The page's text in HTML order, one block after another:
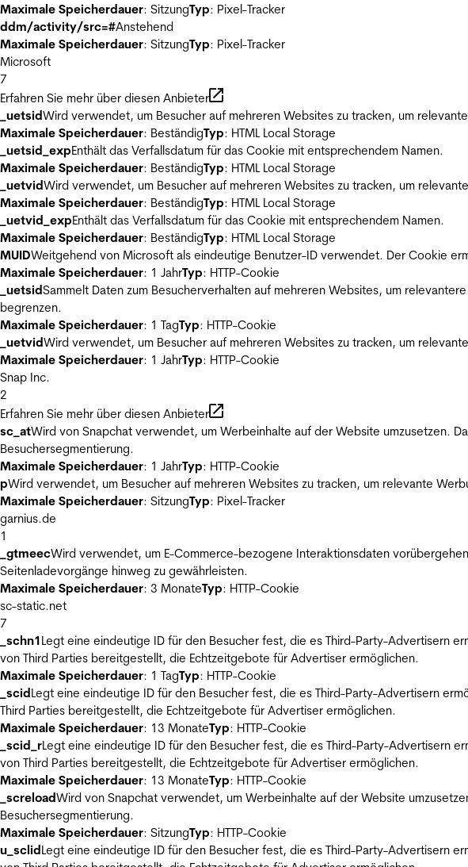
Maximale Speicherdauer: SitzungTyp: Pixel-Tracker
ddm/activity/src=#Anstehend
Maximale Speicherdauer: SitzungTyp: Pixel-Tracker
Microsoft
7
Erfahren Sie mehr über diesen Anbieter
_uetsidWird verwendet, um Besucher auf mehreren Websites zu tracken, um
Maximale Speicherdauer: BeständigTyp: HTML Local Storage
_uetsid_expEnthält das Verfallsdatum für das Cookie mit entsprechendem Namen.
Maximale Speicherdauer: BeständigTyp: HTML Local Storage
_uetvidWird verwendet, um Besucher auf mehreren Websites zu tracken, um
Maximale Speicherdauer: BeständigTyp: HTML Local Storage
_uetvid_expEnthält das Verfallsdatum für das Cookie mit entsprechendem Namen.
Maximale Speicherdauer: BeständigTyp: HTML Local Storage
MUIDWeitgehend von Microsoft als eindeutige Benutzer-ID verwendet. Der Cookie
Maximale Speicherdauer: 1 JahrTyp: HTTP-Cookie
_uetsidSammelt Daten zum Besucherverhalten auf mehreren Websites, um
begrenzen.
Maximale Speicherdauer: 1 TagTyp: HTTP-Cookie
_uetvidWird verwendet, um Besucher auf mehreren Websites zu tracken, um
Maximale Speicherdauer: 1 JahrTyp: HTTP-Cookie
Snap Inc.
2
Erfahren Sie mehr über diesen Anbieter
sc_atWird von Snapchat verwendet, um Werbeinhalte auf der Website umzusetzen.
Besuchersegmentierung.
Maximale Speicherdauer: 1 JahrTyp: HTTP-Cookie
pWird verwendet, um Besucher auf mehreren Websites zu tracken, um relevante
Maximale Speicherdauer: SitzungTyp: Pixel-Tracker
garnius.de
1
_gtmeecWird verwendet, um E-Commerce-bezogene Interaktionsdaten
Seitenladevorgänge hinweg zu gewährleisten.
Maximale Speicherdauer: 3 MonateTyp: HTTP-Cookie
sc-static.net
7
_schn1Legt eine eindeutige ID für den Besucher fest, die es Third-Party-Advertisern
von Third Parties bereitgestellt, die Echtzeitgebote für Advertiser ermöglichen.
Maximale Speicherdauer: 1 TagTyp: HTTP-Cookie
_scidLegt eine eindeutige ID für den Besucher fest, die es Third-Party-Advertisern
Third Parties bereitgestellt, die Echtzeitgebote für Advertiser ermöglichen.
Maximale Speicherdauer: 13 MonateTyp: HTTP-Cookie
_scid_rLegt eine eindeutige ID für den Besucher fest, die es Third-Party-Advertisern
von Third Parties bereitgestellt, die Echtzeitgebote für Advertiser ermöglichen.
Maximale Speicherdauer: 13 MonateTyp: HTTP-Cookie
_screloadWird von Snapchat verwendet, um Werbeinhalte auf der Website
Besuchersegmentierung.
Maximale Speicherdauer: SitzungTyp: HTTP-Cookie
u_sclidLegt eine eindeutige ID für den Besucher fest, die es Third-Party-Advertisern